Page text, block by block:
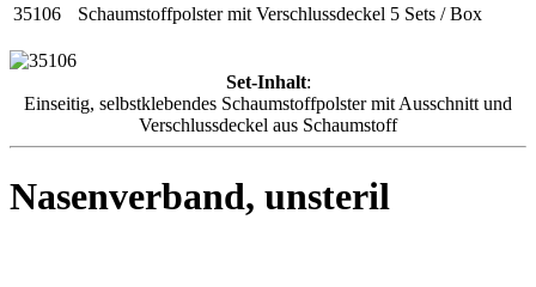
35106
Schaumstoffpolster mit Verschlussdeckel 5 Sets / Box
Set-Inhalt:
Einseitig, selbstklebendes Schaumstoffpolster mit Ausschnitt und
Verschlussdeckel aus Schaumstoff
Nasenverband, unsteril